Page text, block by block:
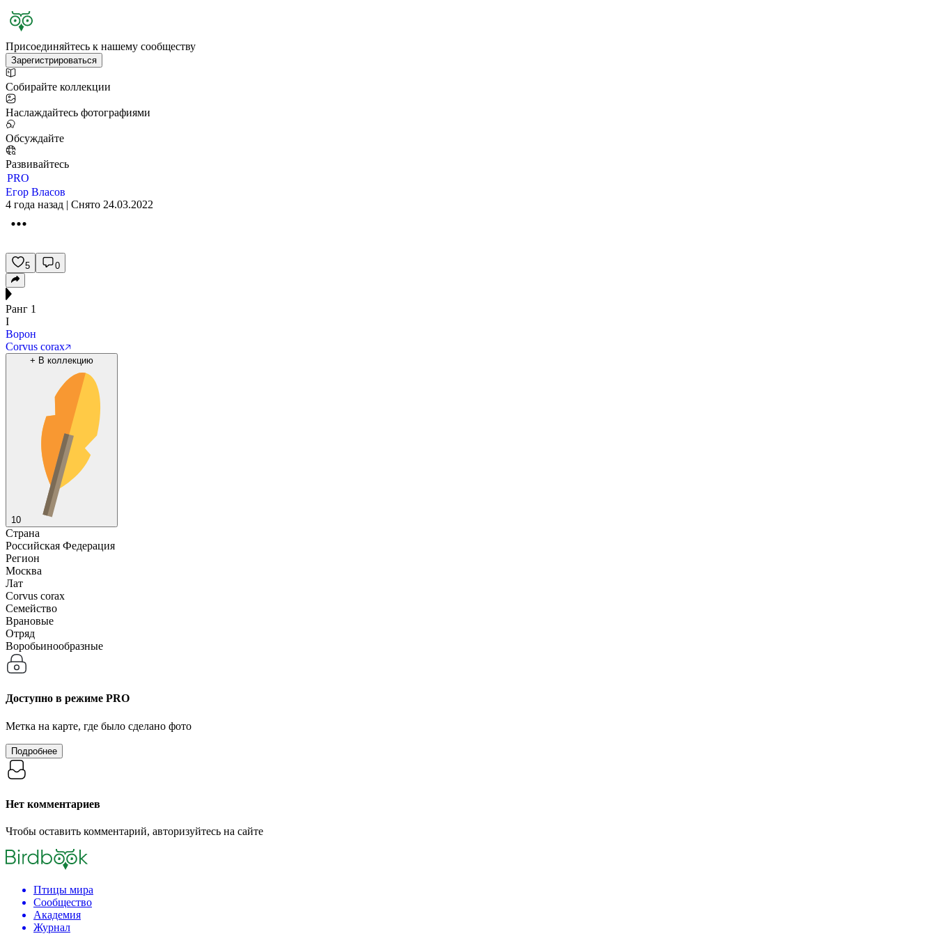
Присоединяйтесь к нашему сообществу
Зарегистрироваться
Собирайте коллекции
Наслаждайтесь фотографиями
Обсуждайте
Развивайтесь
PRO
Егор Власов
4 года назад | Снято 24.03.2022
5 0
Ранг 1
I
Ворон
Corvus corax
+ В коллекцию
10
Страна
Российская Федерация
Регион
Москва
Лат
Corvus corax
Семейство
Врановые
Отряд
Воробьинообразные
Доступно в режиме PRO
Метка на карте, где было сделано фото
Подробнее
Нет комментариев
Чтобы оставить комментарий, авторизуйтесь на сайте
Птицы мира
Сообщество
Академия
Журнал